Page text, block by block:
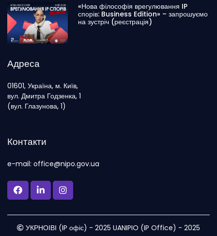
«Нова філософія врегулювання IP
спорів: Business Edition» – запрошуємо
на зустріч (реєстрація)
Адреса
01601, Україна, м. Київ,
вул. Дмитра Годзенка, 1
(вул. Глазунова, 1)
Контакти
e-mail: office@nipo.gov.ua
УКРНОІВІ (IP офіс) - 2025 UANIPIO (IP Office) - 2025